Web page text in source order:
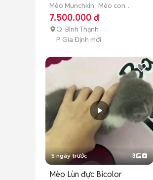
Mèo Munchkin Mèo con
(dưới 3 tháng tuổi)
7.500.000 đ
Q. Bình Thạnh
P. Gia Định mới
5 ngày trước 3
Mèo Lùn đực Bicolor